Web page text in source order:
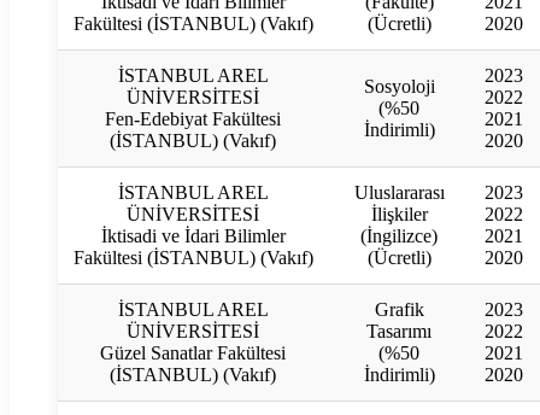
Fakültesi (İSTANBUL) (Vakıf)
(Ücretli)
2020
İSTANBUL AREL
ÜNİVERSİTESİ
Fen-Edebiyat Fakültesi
(İSTANBUL) (Vakıf)
Sosyoloji
(%50
İndirimli)
2023
2022
2021
2020
İSTANBUL AREL
ÜNİVERSİTESİ
İktisadi ve İdari Bilimler
Fakültesi (İSTANBUL) (Vakıf)
Uluslararası
İlişkiler
(İngilizce)
(Ücretli)
2023
2022
2021
2020
İSTANBUL AREL
ÜNİVERSİTESİ
Güzel Sanatlar Fakültesi
(İSTANBUL) (Vakıf)
Grafik
Tasarımı
(%50
İndirimli)
2023
2022
2021
2020